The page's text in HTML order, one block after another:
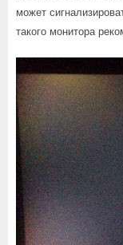
может
такого монитора